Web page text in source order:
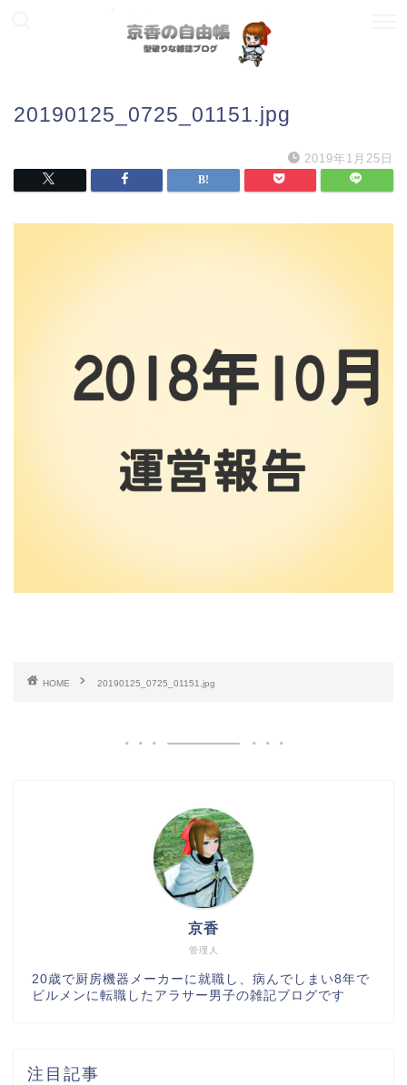
20190125_0725_01151.jpg
2019年1月25日
HOME 20190125_0725_01151.jpg
管理人
京香
20歳で厨房機器メーカーに就職し、病んでしまい8年で
ビルメンに転職したアラサー男子の雑記ブログです
注目記事